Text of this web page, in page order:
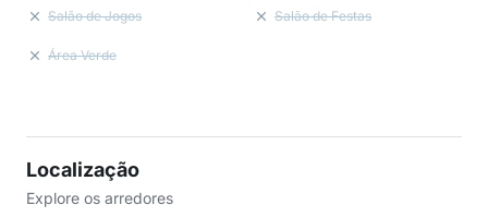
Salão de Jogos Salão de Festas
Área Verde
Localização
Explore os arredores